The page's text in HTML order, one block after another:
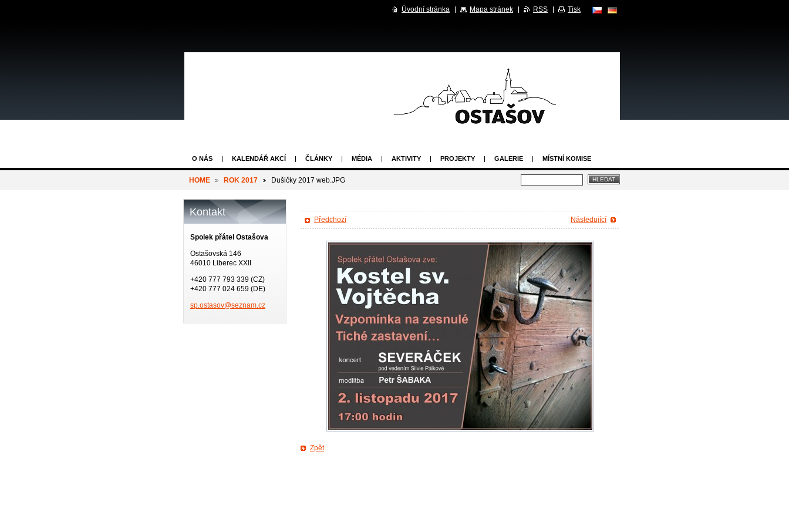
O NÁS KALENDÁŘ AKCÍ ČLÁNKY MÉDIA AKTIVITY PROJEKTY GALERIE MÍSTNÍ KOMISE
HOME ROK 2017 Dušičky 2017 web.JPG
Předchozí Následující
Zpět
Kontakt
Spolek přátel Ostašova
Ostašovská 146
46010 Liberec XXII
+420 777 793 339 (CZ)
+420 777 024 659 (DE)
sp.ostasov@seznam.cz
Úvodní stránka Mapa stránek RSS Tisk